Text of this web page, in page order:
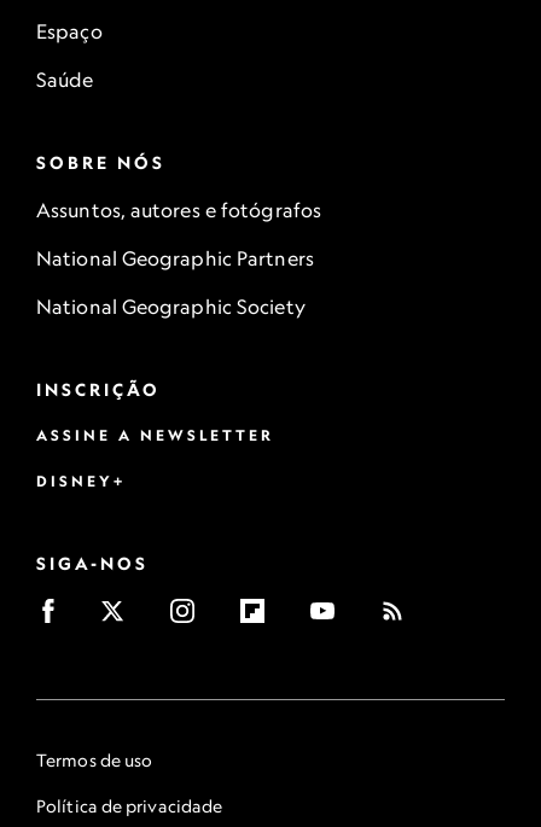
Espaço
Saúde
SOBRE NÓS
Assuntos, autores e fotógrafos
National Geographic Partners
National Geographic Society
INSCRIÇÃO
ASSINE A NEWSLETTER
DISNEY+
SIGA-NOS
Termos de uso
Política de privacidade